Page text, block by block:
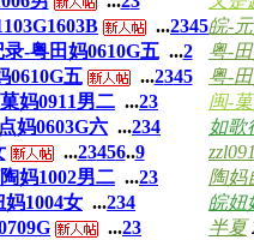
...2345皖-
-粤田妈0610G五 ...2 粤-
0610G五 ...2345 粤-
妈0911男二 ...23 闽-
妈0603G六 ...234 如歌
...23456..9
妈1002男二 ...23 陶妈
1004女 ...234 皖妞
...23 半夏